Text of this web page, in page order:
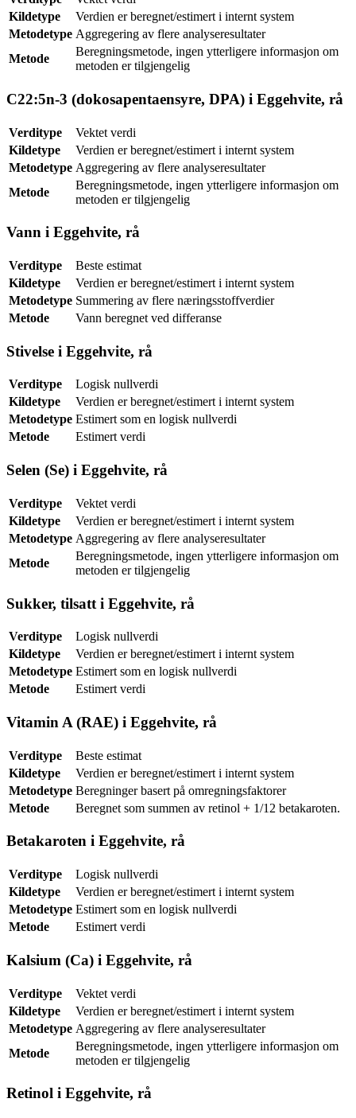
Kildetype
Verdien er beregnet/estimert i internt system
Metodetype Aggregering av flere analyseresultater
Metode
Beregningsmetode, ingen ytterligere informasjon om
metoden er tilgjengelig
C22:5n-3 (dokosapentaensyre, DPA) i Eggehvite, rå
Verditype
Vektet verdi
Kildetype
Verdien er beregnet/estimert i internt system
Metodetype Aggregering av flere analyseresultater
Metode
Beregningsmetode, ingen ytterligere informasjon om
metoden er tilgjengelig
Vann i Eggehvite, rå
Verditype
Beste estimat
Kildetype
Verdien er beregnet/estimert i internt system
Metodetype Summering av flere næringsstoffverdier
Metode
Vann beregnet ved differanse
Stivelse i Eggehvite, rå
Verditype
Logisk nullverdi
Kildetype
Verdien er beregnet/estimert i internt system
Metodetype Estimert som en logisk nullverdi
Metode
Estimert verdi
Selen (Se) i Eggehvite, rå
Verditype
Vektet verdi
Kildetype
Verdien er beregnet/estimert i internt system
Metodetype Aggregering av flere analyseresultater
Metode
Beregningsmetode, ingen ytterligere informasjon om
metoden er tilgjengelig
Sukker, tilsatt i Eggehvite, rå
Verditype
Logisk nullverdi
Kildetype
Verdien er beregnet/estimert i internt system
Metodetype Estimert som en logisk nullverdi
Metode
Estimert verdi
Vitamin A (RAE) i Eggehvite, rå
Verditype
Beste estimat
Kildetype
Verdien er beregnet/estimert i internt system
Metodetype Beregninger basert på omregningsfaktorer
Metode
Beregnet som summen av retinol + 1/12 betakaroten.
Betakaroten i Eggehvite, rå
Verditype
Logisk nullverdi
Kildetype
Verdien er beregnet/estimert i internt system
Metodetype Estimert som en logisk nullverdi
Metode
Estimert verdi
Kalsium (Ca) i Eggehvite, rå
Verditype
Vektet verdi
Kildetype
Verdien er beregnet/estimert i internt system
Metodetype Aggregering av flere analyseresultater
Metode
Beregningsmetode, ingen ytterligere informasjon om
metoden er tilgjengelig
Retinol i Eggehvite, rå